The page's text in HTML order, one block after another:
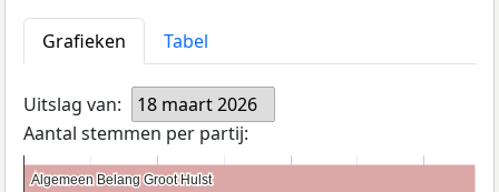
Grafieken Tabel
Uitslag van:
18 maart 2026
Aantal stemmen per partij:
Algemeen Belang Groot Hulst
Algemeen Belang Groot Hulst